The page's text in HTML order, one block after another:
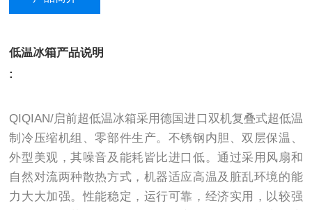
低温冰箱产品说明
:
QIQIAN/启前超低温冰箱采用德国进口双机复叠式超低温
制冷压缩机组、零部件生产。不锈钢内胆、双层保温、
外型美观，其噪音及能耗皆比进口低。通过采用风扇和
自然对流两种散热方式，机器适应高温及脏乱环境的能
力大大加强。性能稳定，运行可靠，经济实用，以较强